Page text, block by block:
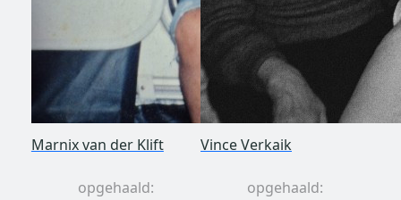
Marnix van der Klift
opgehaald:
Vince Verkaik
opgehaald: